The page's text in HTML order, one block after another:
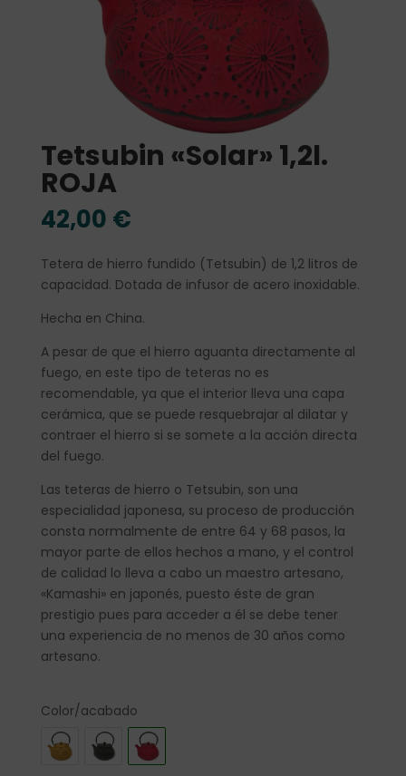
Tetsubin «Solar» 1,2l.
ROJA
42,00 €
Tetera de hierro fundido (Tetsubin) de 1,2 litros de
capacidad. Dotada de infusor de acero inoxidable.
Hecha en China.
A pesar de que el hierro aguanta directamente al
fuego, en este tipo de teteras no es
recomendable, ya que el interior lleva una capa
cerámica, que se puede resquebrajar al dilatar y
contraer el hierro si se somete a la acción directa
del fuego.
Las teteras de hierro o Tetsubin, son una
especialidad japonesa, su proceso de producción
consta normalmente de entre 64 y 68 pasos, la
mayor parte de ellos hechos a mano, y el control
de calidad lo lleva a cabo un maestro artesano,
«Kamashi» en japonés, puesto éste de gran
prestigio pues para acceder a él se debe tener
una experiencia de no menos de 30 años como
artesano.
Color/acabado